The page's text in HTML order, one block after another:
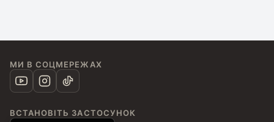
МИ В СОЦМЕРЕЖАХ
ВСТАНОВІТЬ ЗАСТОСУНОК